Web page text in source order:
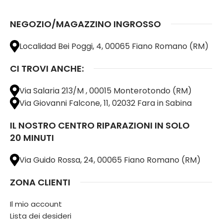
NEGOZIO/MAGAZZINO INGROSSO
Localidad Bei Poggi, 4, 00065 Fiano Romano (RM)
CI TROVI ANCHE:
Via Salaria 213/M , 00015 Monterotondo (RM)
Via Giovanni Falcone, 11, 02032 Fara in Sabina
IL NOSTRO CENTRO RIPARAZIONI IN SOLO
20 MINUTI
Via Guido Rossa, 24, 00065 Fiano Romano (RM)
ZONA CLIENTI
Il mio account
Lista dei desideri